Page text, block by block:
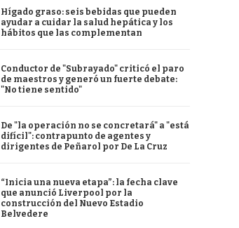
Hígado graso: seis bebidas que pueden
ayudar a cuidar la salud hepática y los
hábitos que las complementan
Conductor de "Subrayado" criticó el paro
de maestros y generó un fuerte debate:
"No tiene sentido"
De "la operación no se concretará" a "está
difícil": contrapunto de agentes y
dirigentes de Peñarol por De La Cruz
“Inicia una nueva etapa”: la fecha clave
que anunció Liverpool por la
construcción del Nuevo Estadio
Belvedere